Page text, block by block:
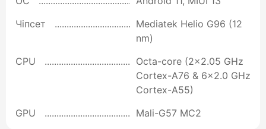
Чіпсет
Mediatek Helio G96 (12
nm)
CPU
Octa-core (2x2.05 GHz
Cortex-A76 & 6x2.0 GHz
Cortex-A55)
GPU
Mali-G57 MC2